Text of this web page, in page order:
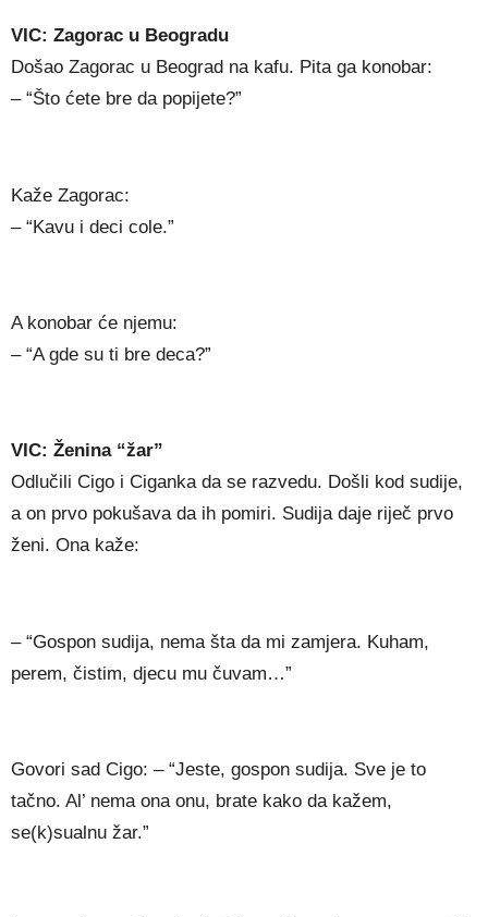
VIC: Zagorac u Beogradu
Došao Zagorac u Beograd na kafu. Pita ga konobar:
– “Što ćete bre da popijete?”
Kaže Zagorac:
– “Kavu i deci cole.”
A konobar će njemu:
– “A gde su ti bre deca?”
VIC: Ženina “žar”
Odlučili Cigo i Ciganka da se razvedu. Došli kod sudije,
a on prvo pokušava da ih pomiri. Sudija daje riječ prvo
ženi. Ona kaže:
– “Gospon sudija, nema šta da mi zamjera. Kuham,
perem, čistim, djecu mu čuvam…”
Govori sad Cigo: – “Jeste, gospon sudija. Sve je to
tačno. Al’ nema ona onu, brate kako da kažem,
se(k)sualnu žar.”